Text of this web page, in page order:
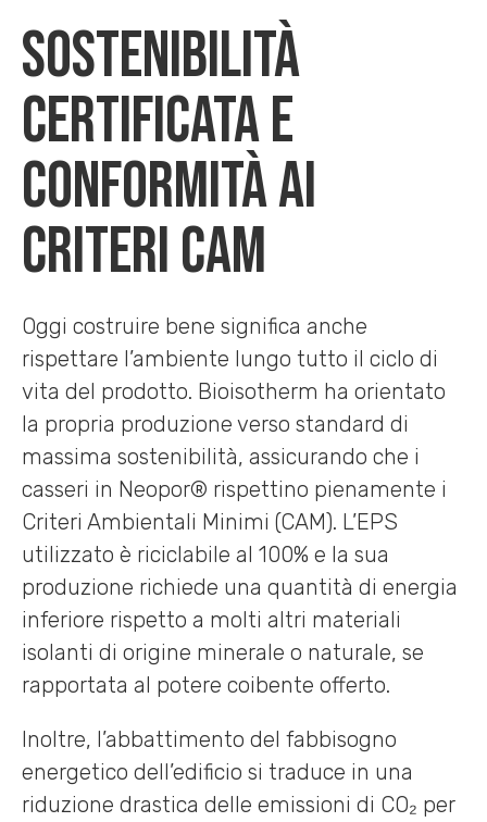
Sostenibilità
certificata e
conformità ai
criteri CAM
Oggi costruire bene significa anche
rispettare l’ambiente lungo tutto il ciclo di
vita del prodotto. Bioisotherm ha orientato
la propria produzione verso standard di
massima sostenibilità, assicurando che i
casseri in Neopor® rispettino pienamente i
Criteri Ambientali Minimi (CAM). L’EPS
utilizzato è riciclabile al 100% e la sua
produzione richiede una quantità di energia
inferiore rispetto a molti altri materiali
isolanti di origine minerale o naturale, se
rapportata al potere coibente offerto.
Inoltre, l’abbattimento del fabbisogno
energetico dell’edificio si traduce in una
riduzione drastica delle emissioni di CO₂ per